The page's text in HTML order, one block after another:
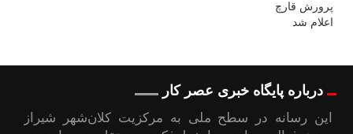
درباره پایگاه خبری عصر کار
این رسانه در سطح ملی به مرکزیت کلان‌شهر شیراز